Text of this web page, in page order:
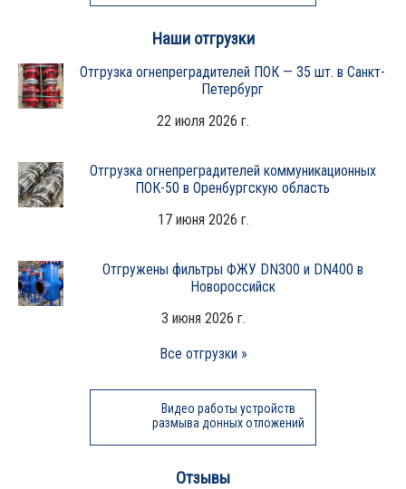
Наши отгрузки
Отгрузка огнепреградителей ПОК — 35 шт. в Санкт-
Петербург
22 июля 2026 г.
Отгрузка огнепреградителей коммуникационных
ПОК-50 в Оренбургскую область
17 июня 2026 г.
Отгружены фильтры ФЖУ DN300 и DN400 в
Новороссийск
3 июня 2026 г.
Все отгрузки »
Видео работы устройств
размыва донных отложений
Отзывы